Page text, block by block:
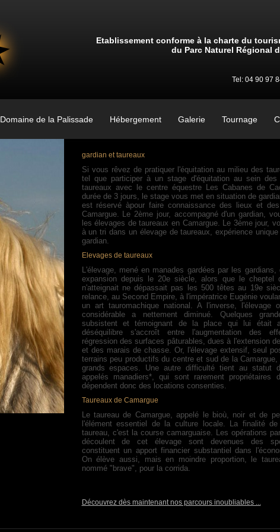
Etablissement conforme à la charte du
du Parc Naturel Régional
Tel: 04 90 97
Tournage
Galerie
Hébergement
Domaine de la Palissade
gardian et taureaux
Si vous rêvez de pratiquer l'équitation au milieu des
tel que participer à un stage d'équitation au sein des
taureaux avec le centre équestre Les Cabanes de
durée de 3 jours, le stage vous met en situation de
est réservé àpour faire connaissance des lieux et
Camargue. Le 2ème jour, accompagné d'un gardian,
les élevages de taureaux en Camargue. Le 3ème jour,
à un tri dans un élevage de taureaux, expérience
gardian.
Elevages de taureaux
L'élevage, mené en manades gardées par les gardians,
expansion depuis le 20e siècle, alors que le cheptel
n'atteignait ne dépassait pas les 500 têtes au 19e
relance, au Second Empire, à l'impératrice Eugénie
un art tauromachique national. A l'inverse, l'élevage
considérable a nettement diminué. Quelques
subsistent et témoignant de la place qui lui était
déséquilibre s'accroît entre l'augmentation des
régression des surfaces pâturables, dues à l'extension
et des marais de chasse. Or, l'élevage extensif, seul
terrains peu productifs du centre et sud de la
grands espaces. Une autre difficulté tient au statut
appelés manadiers*, qui sont rarement propriétaires
dépendent donc des locations consenties.
Taureaux de Camargue
Le taureau de Camargue, appelé le bioù, noir et de
l'élément essentiel de la culture locale. La finalité
taureau, c'est la course camarguaise. Les opérations
découlent de cet élevage sont devenues des
constituent un apport financier substantiel dans
On élève aussi, mais en moindre proportion, le
nommé "brave", pour la corrida.
Découvrez dès maintenant nos parcours inoubliables ...